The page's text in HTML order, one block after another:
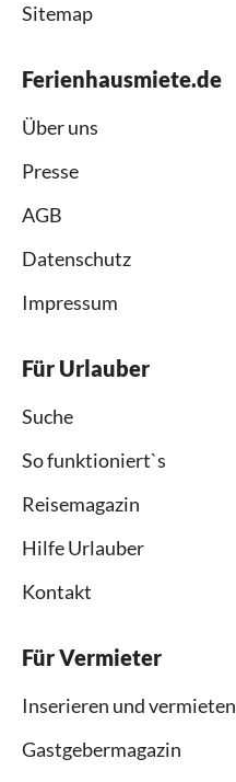
Sitemap
Ferienhausmiete.de
Über uns
Presse
AGB
Datenschutz
Impressum
Für Urlauber
Suche
So funktioniert`s
Reisemagazin
Hilfe Urlauber
Kontakt
Für Vermieter
Inserieren und vermieten
Gastgebermagazin